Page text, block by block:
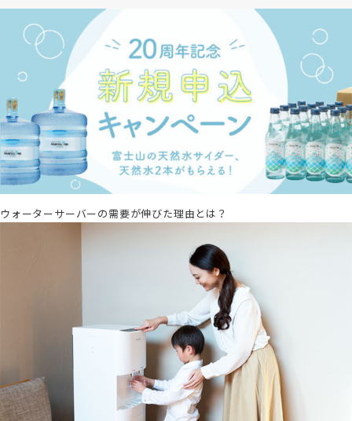
ウォーターサーバーの需要が伸びた理由とは？